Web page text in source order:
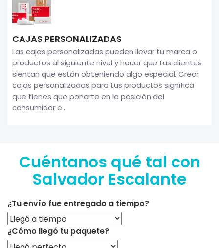
CAJAS PERSONALIZADAS
Las cajas personalizadas pueden llevar tu marca o
productos al siguiente nivel y hacer que tus clientes
sientan que están obteniendo algo especial. Crear
cajas personalizadas para tus productos significa
que tienes que ponerte en la posición del
consumidor e...
Cuéntanos qué tal con
Salvador Escalante
¿Tu envío fue entregado a tiempo?
¿Cómo llegó tu paquete?